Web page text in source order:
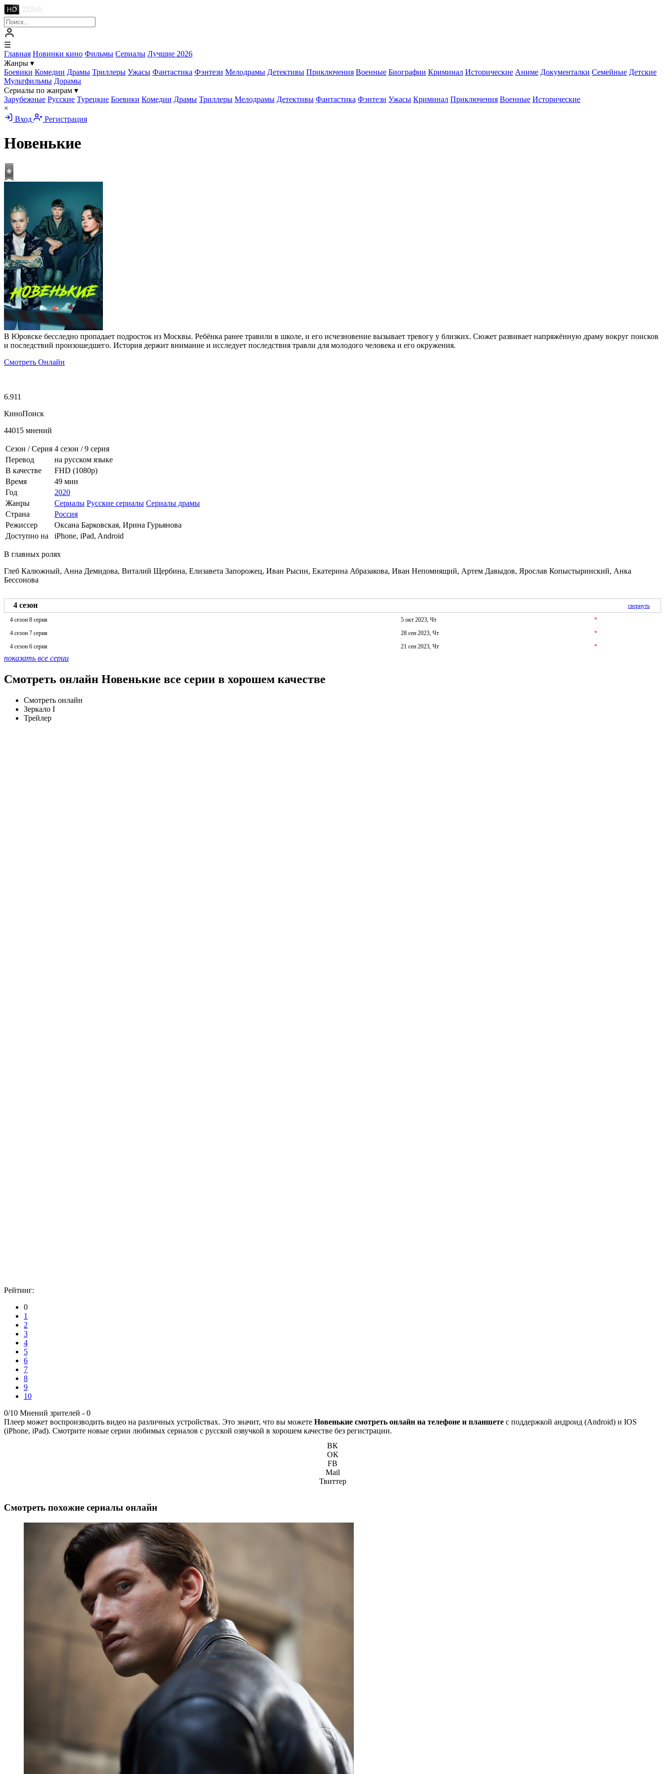
☰
Главная Новинки кино Фильмы Сериалы Лучшие 2026
Жанры ▾
Боевики Комедии Драмы Триллеры Ужасы Фантастика Фэнтези Мелодрамы Детективы Приключения Военные Биографии Криминал Исторические Аниме Документалки Семейные Детские
Мультфильмы Дорамы
Сериалы по жанрам ▾
Зарубежные Русские Турецкие Боевики Комедии Драмы Триллеры Мелодрамы Детективы Фантастика Фэнтези Ужасы Криминал Приключения Военные Исторические
×
Вход
Регистрация
Новенькие
В Юровске бесследно пропадает подросток из Москвы. Ребёнка ранее травили в школе, и его исчезновение вызывает тревогу у близких. Сюжет развивает напряжённую драму вокруг поисков
и последствий произошедшего. История держит внимание и исследует последствия травли для молодого человека и его окружения.
Смотреть Онлайн
6.911
КиноПоиск
44015 мнений
Сезон / Серия 4 сезон /9 серия
Перевод
на русском языке
В качестве
FHD (1080p)
Время
49 мин
Год
2020
Жанры
Сериалы Русские сериалы Сериалы драмы
Страна
Россия
Режиссер
Оксана Барковская, Ирина Гурьянова
Доступно на
iPhone, iPad, Android
В главных ролях
Глеб Калюжный, Анна Демидова, Виталий Щербина, Елизавета Запорожец, Иван Рысин, Екатерина Абразакова, Иван Непомнящий, Артем Давыдов, Ярослав Копыстыринский, Анка
Бессонова
4 сезон
свернуть
4 сезон 8 серия
5 окт 2023, Чт
*
4 сезон 7 серия
28 сен 2023, Чт
*
4 сезон 6 серия
21 сен 2023, Чт *
показать все серии
Смотреть онлайн Новенькие все серии в хорошем качестве
Смотреть онлайн
Зеркало I
Трейлер
Рейтинг:
0
1
2
3
4
5
6
7
8
9
10
0/10 Мнений зрителей - 0
Плеер может воспроизводить видео на различных устройствах. Это значит, что вы можете Новенькие смотреть онлайн на телефоне и планшете с поддержкой андроид (Android) и IOS
(iPhone, iPad). Смотрите новые серии любимых сериалов с русской озвучкой в хорошем качестве без регистрации.
ВК
ОК
FB
Mail
Твиттер
Смотреть похожие сериалы онлайн